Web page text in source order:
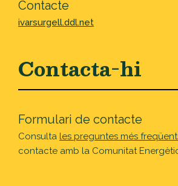
Contacte
ivarsurgell.ddl.net
Contacta-hi
Formulari de contacte
Consulta les preguntes més
contacte amb la Comunitat